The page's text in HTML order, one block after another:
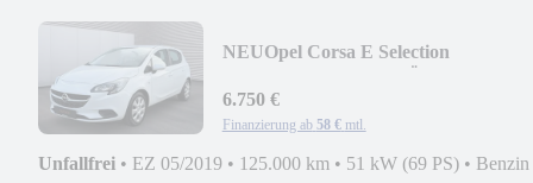
NEUOpel Corsa E Selection
NEU*
6.750 €
Finanzierung ab 58 € mtl.
Unfallfrei • EZ 05/2019 • 125.000 km • 51 kW (69 PS) • Benzin